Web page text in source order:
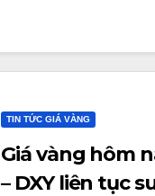
TIN TỨC GIÁ VÀNG
Giá vàng hôm
– DXY liên tục